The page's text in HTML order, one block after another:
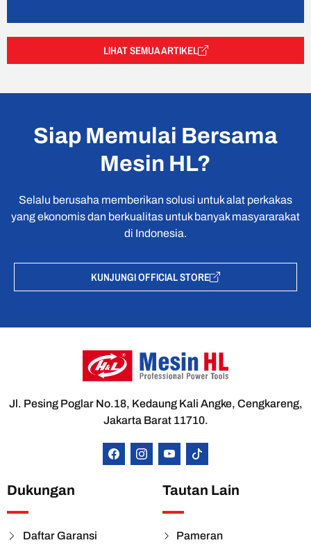
LIHAT SEMUA ARTIKEL
Siap Memulai Bersama
Mesin HL?
Selalu berusaha memberikan solusi untuk alat perkakas
yang ekonomis dan berkualitas untuk banyak masyararakat
di Indonesia.
KUNJUNGI OFFICIAL STORE
Jl. Pesing Poglar No.18, Kedaung Kali Angke, Cengkareng,
Jakarta Barat 11710.
Dukungan
Daftar Garansi
Tautan Lain
Pameran